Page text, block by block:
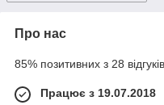
Про нас
85% позитивних з 28
Працює з 19.07.2018